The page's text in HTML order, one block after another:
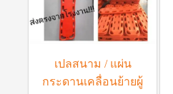
เปลสนาม / แผ่น
กระดานเคลื่อนย้ายผู้